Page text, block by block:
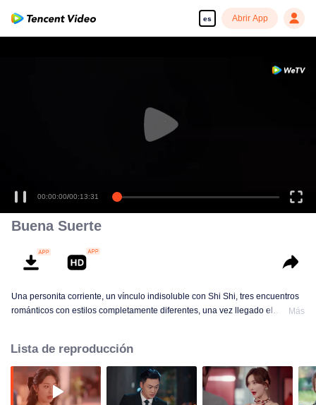
es Abrir App
00:00:00/00:13:31
Buena Suerte
Una personita corriente, un vínculo indisoluble con Shi Shi, tres encuentros
románticos con estilos completamente diferentes, una vez llegado el
regresar frente a los vientos en contra y alcanzar la cima de la vida?
Más
Lista de reproducción